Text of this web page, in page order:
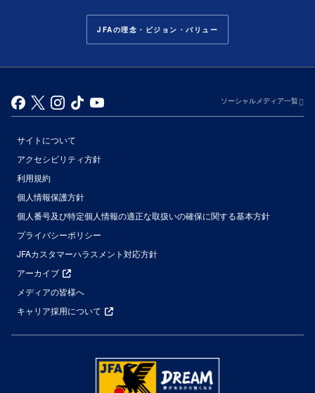
JFAの理念・ビジョン・バリュー
ソーシャルメディア一覧
サイトについて
アクセシビリティ方針
利用規約
個人情報保護方針
個人番号及び特定個人情報の適正な取扱いの確保に関する基本方針
プライバシーポリシー
JFAカスタマーハラスメント対応方針
アーカイブ
メディアの皆様へ
キャリア採用について